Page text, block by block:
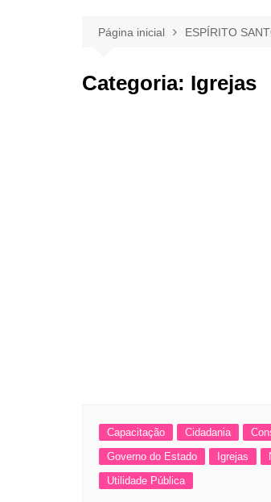
Página inicial ESPÍRITO
Categoria: Igrejas
Capacitação Cidadania
Governo do Estado
Igrejas
Utilidade Pública